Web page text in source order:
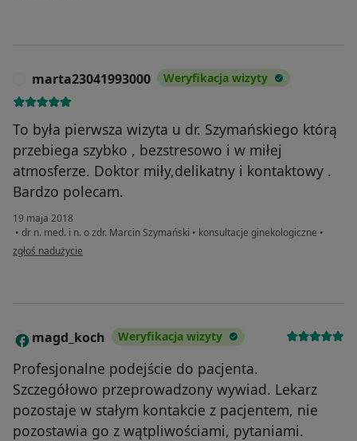
marta23041993000 Weryfikacja wizyty
To była pierwsza wizyta u dr. Szymańskiego którą
przebiega szybko , bezstresowo i w miłej
atmosferze. Doktor miły,delikatny i kontaktowy .
Bardzo polecam.
19 maja 2018
• dr n. med. i n. o zdr. Marcin Szymański • konsultacje ginekologiczne •
w opinii użytkownika marta23041993000
zgłoś nadużycie
M magd_koch Weryfikacja wizyty
Profesjonalne podejście do pacjenta.
Szczegółowo przeprowadzony wywiad. Lekarz
pozostaje w stałym kontakcie z pacjentem, nie
pozostawia go z wątpliwościami, pytaniami.